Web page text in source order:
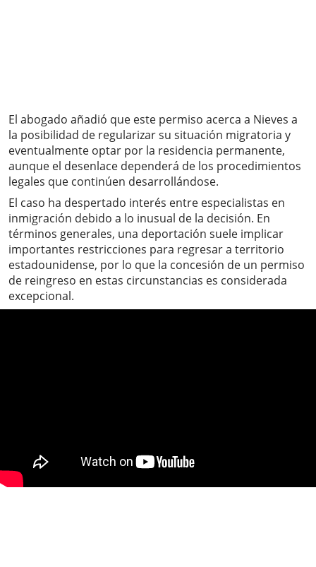
El abogado añadió que este permiso acerca a Nieves a
la posibilidad de regularizar su situación migratoria y
eventualmente optar por la residencia permanente,
aunque el desenlace dependerá de los procedimientos
legales que continúen desarrollándose.
El caso ha despertado interés entre especialistas en
inmigración debido a lo inusual de la decisión. En
términos generales, una deportación suele implicar
importantes restricciones para regresar a territorio
estadounidense, por lo que la concesión de un permiso
de reingreso en estas circunstancias es considerada
excepcional.